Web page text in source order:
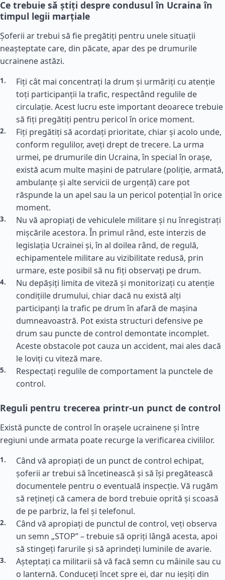
Ce trebuie să știți despre condusul în Ucraina în
timpul legii marțiale
Șoferii ar trebui să fie pregătiți pentru unele situații
neașteptate care, din păcate, apar des pe drumurile
ucrainene astăzi.
Fiți cât mai concentrați la drum și urmăriți cu atenție
toți participanții la trafic, respectând regulile de
circulație. Acest lucru este important deoarece trebuie
să fiți pregătiți pentru pericol în orice moment.
Fiți pregătiți să acordați prioritate, chiar și acolo unde,
conform regulilor, aveți drept de trecere. La urma
urmei, pe drumurile din Ucraina, în special în orașe,
există acum multe mașini de patrulare (poliție, armată,
ambulanțe și alte servicii de urgență) care pot
răspunde la un apel sau la un pericol potențial în orice
moment.
Nu vă apropiați de vehiculele militare și nu înregistrați
mișcările acestora. În primul rând, este interzis de
legislația Ucrainei și, în al doilea rând, de regulă,
echipamentele militare au vizibilitate redusă, prin
urmare, este posibil să nu fiți observați pe drum.
Nu depășiți limita de viteză și monitorizați cu atenție
condițiile drumului, chiar dacă nu există alți
participanți la trafic pe drum în afară de mașina
dumneavoastră. Pot exista structuri defensive pe
drum sau puncte de control demontate incomplet.
Aceste obstacole pot cauza un accident, mai ales dacă
le loviți cu viteză mare.
Respectați regulile de comportament la punctele de
control.
Reguli pentru trecerea printr-un punct de control
Există puncte de control în orașele ucrainene și între
regiuni unde armata poate recurge la verificarea civililor.
Când vă apropiați de un punct de control echipat,
șoferii ar trebui să încetinească și să își pregătească
documentele pentru o eventuală inspecție. Vă rugăm
să rețineți că camera de bord trebuie oprită și scoasă
de pe parbriz, la fel și telefonul.
Când vă apropiați de punctul de control, veți observa
un semn „STOP” – trebuie să opriți lângă acesta, apoi
să stingeți farurile și să aprindeți luminile de avarie.
Așteptați ca militarii să vă facă semn cu mâinile sau cu
o lanternă. Conduceți încet spre ei, dar nu ieșiți din